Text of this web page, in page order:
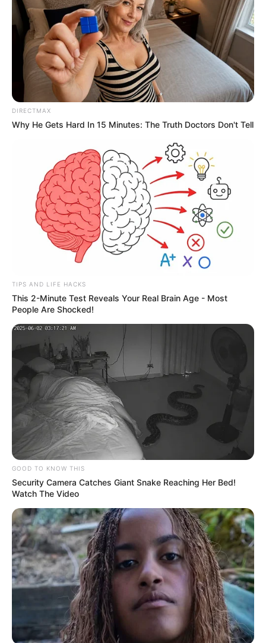
DIRECTMAX
Why He Gets Hard In 15 Minutes: The Truth Doctors Don't Tell
TIPS AND LIFE HACKS
This 2-Minute Test Reveals Your Real Brain Age - Most
People Are Shocked!
GOOD TO KNOW THIS
Security Camera Catches Giant Snake Reaching Her Bed!
Watch The Video